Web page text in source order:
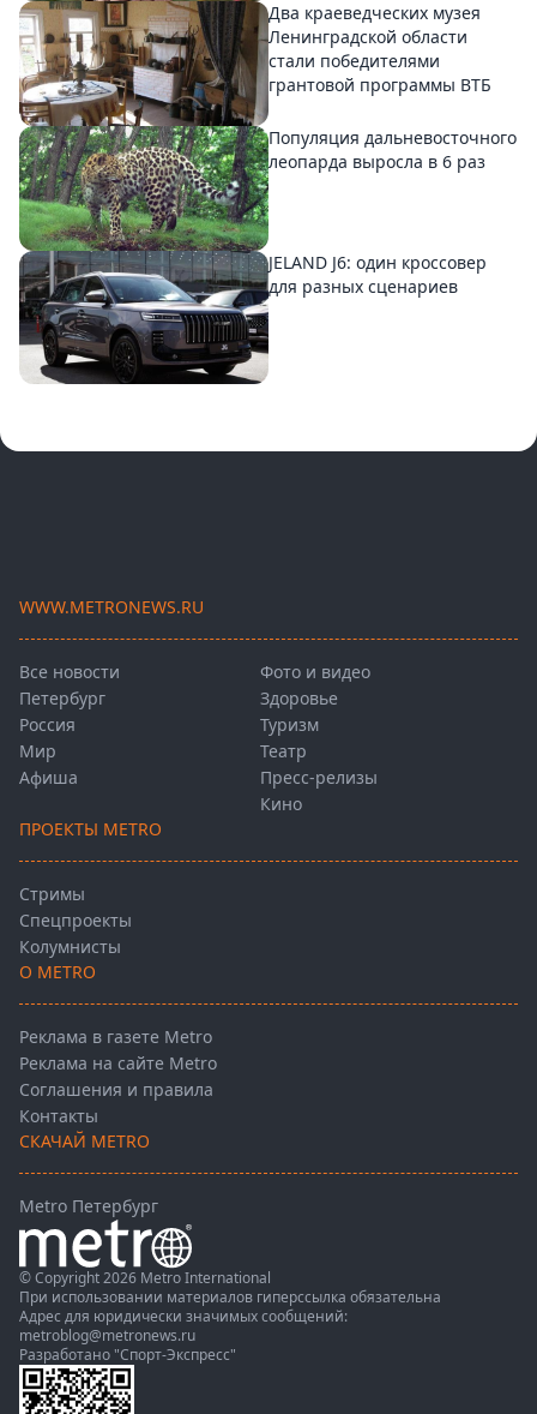
Два краеведческих музея
Ленинградской области
стали победителями
грантовой программы ВТБ
Популяция дальневосточного
леопарда выросла в 6 раз
JELAND J6: один кроссовер
для разных сценариев
WWW.METRONEWS.RU
Все новости
Петербург
Россия
Мир
Афиша
Фото и видео
Здоровье
Туризм
Театр
Пресс-релизы
Кино
ПРОЕКТЫ METRO
Стримы
Спецпроекты
Колумнисты
О METRO
Реклама в газете Metro
Реклама на сайте Metro
Соглашения и правила
Контакты
СКАЧАЙ METRO
Metro Петербург
© Copyright 2026 Metro International
При использовании материалов гиперссылка обязательна
Адрес для юридически значимых сообщений:
metroblog@metronews.ru
Разработано "Спорт-Экспресс"